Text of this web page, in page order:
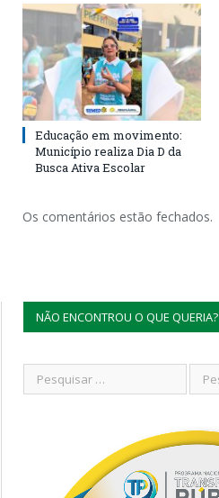
Educação em movimento:
Município realiza Dia D da
Busca Ativa Escolar
Os comentários estão fechados.
NÃO ENCONTROU O QUE QUERIA?